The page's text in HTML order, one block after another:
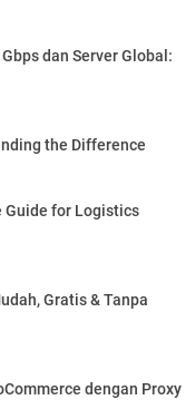
dan Server Global:
the Difference
Guide for Logistics
Gratis & Tanpa
dengan Proxy